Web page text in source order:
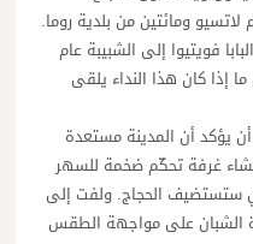
ومائتين من بلدية روما.
فويتيوا إلى الشبيبة عام
ما إذا كان هذا النداء يلقى
أن يؤكد أن المدينة مستعدة
غرفة تحكّم ضخمة للسهر
ستستضيف الحجاج. ولفت إلى
الشبان على مواجهة الطقس